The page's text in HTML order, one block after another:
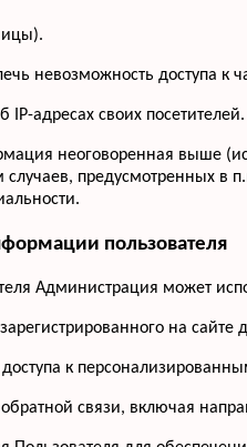
невозможность доступа к
IP-адресах своих
неоговоренная выше
предусмотренных в
пользователя
Администрация может
на
к
связи, включая